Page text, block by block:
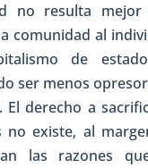
no resulta mejor
comunidad al
de
ser menos
El derecho a
no existe, al
las razones